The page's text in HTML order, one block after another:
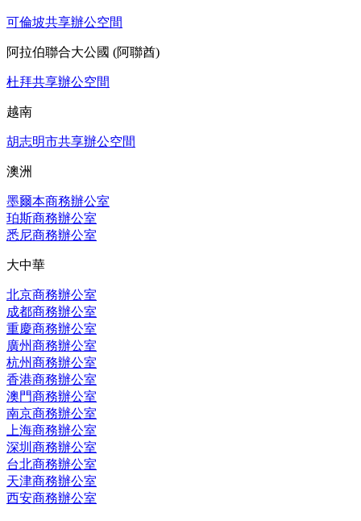
可倫坡共享辦公空間
阿拉伯聯合大公國 (阿聯酋)
杜拜共享辦公空間
越南
胡志明市共享辦公空間
澳洲
墨爾本商務辦公室
珀斯商務辦公室
悉尼商務辦公室
大中華
北京商務辦公室
成都商務辦公室
重慶商務辦公室
廣州商務辦公室
杭州商務辦公室
香港商務辦公室
澳門商務辦公室
南京商務辦公室
上海商務辦公室
深圳商務辦公室
台北商務辦公室
天津商務辦公室
西安商務辦公室